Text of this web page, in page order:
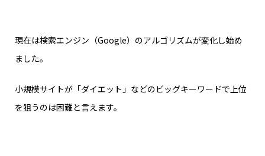
現在は検索エンジン（Google）のアルゴリズムが変化し始め
ました。
小規模サイトが「ダイエット」などのビッグキーワードで上位
を狙うのは困難と言えます。